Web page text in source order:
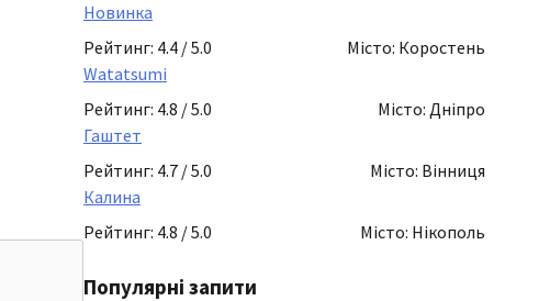
Новинка
Рейтинг: 4.4 / 5.0
Місто: Коростень
Watatsumi
Рейтинг: 4.8 / 5.0
Місто: Дніпро
Гаштет
Рейтинг: 4.7 / 5.0
Місто: Вінниця
Калина
Рейтинг: 4.8 / 5.0
Місто: Нікополь
Популярні запити